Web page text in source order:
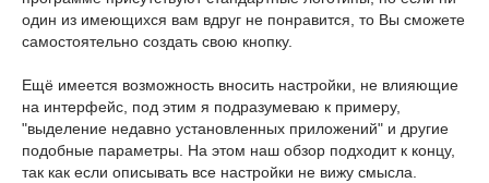
один из имеющихся вам вдруг не понравится, то Вы сможете
самостоятельно создать свою кнопку.
Ещё имеется возможность вносить настройки, не влияющие
на интерфейс, под этим я подразумеваю к примеру,
"выделение недавно установленных приложений" и другие
подобные параметры. На этом наш обзор подходит к концу,
так как если описывать все настройки не вижу смысла.